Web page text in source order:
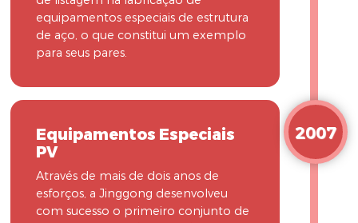
equipamentos especiais de estrutura
de aço, o que constitui um exemplo
para seus pares.
Equipamentos Especiais
PV
Através de mais de dois anos de
esforços, a Jinggong desenvolveu
com sucesso o primeiro conjunto de
2007